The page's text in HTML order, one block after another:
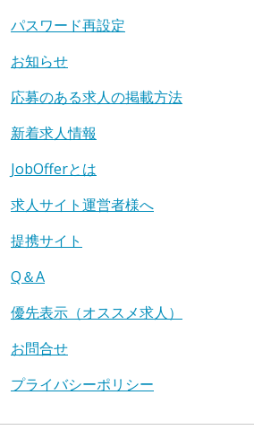
パスワード再設定
お知らせ
応募のある求人の掲載方法
新着求人情報
JobOfferとは
求人サイト運営者様へ
提携サイト
Q＆A
優先表示（オススメ求人）
お問合せ
プライバシーポリシー